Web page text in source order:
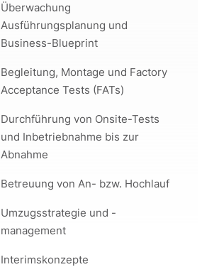
Überwachung
Ausführungsplanung und
Business-Blueprint
Begleitung, Montage und Factory
Acceptance Tests (FATs)
Durchführung von Onsite-Tests
und Inbetriebnahme bis zur
Abnahme
Betreuung von An- bzw. Hochlauf
Umzugsstrategie und -
management
Interimskonzepte